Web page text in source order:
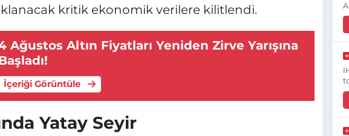
kritik ekonomik verilere kilitlendi.
Ağustos Altın Fiyatları Yeniden Zirve Yarışına
İçeriği Görüntüle
Yatay Seyir